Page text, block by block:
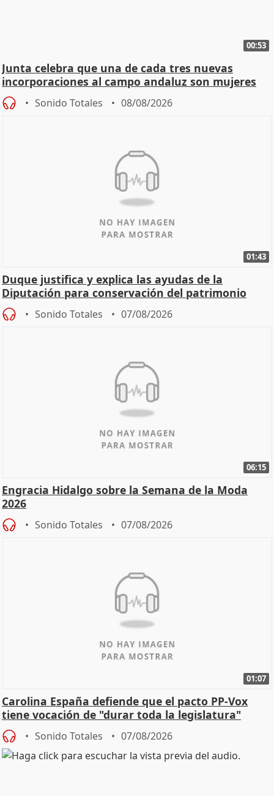
00:53
Junta celebra que una de cada tres nuevas
incorporaciones al campo andaluz son mujeres
jóvenes
Sonido Totales 08/08/2026
01:43
Duque justifica y explica las ayudas de la
Diputación para conservación del patrimonio
Sonido Totales 07/08/2026
06:15
Engracia Hidalgo sobre la Semana de la Moda
2026
Sonido Totales 07/08/2026
01:07
Carolina España defiende que el pacto PP-Vox
tiene vocación de "durar toda la legislatura"
Sonido Totales 07/08/2026